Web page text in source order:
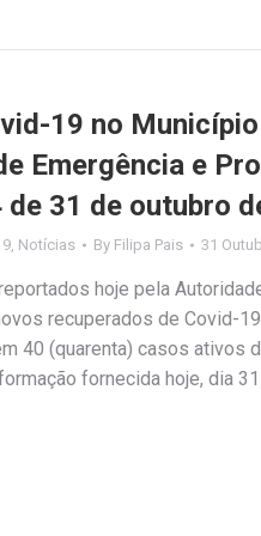
19 no
Emergência e
31 de outubro
, Notícias By Filipa Pais 31
hoje pela
recuperados de Covid-
40 (quarenta) casos ativos
fornecida hoje, dia